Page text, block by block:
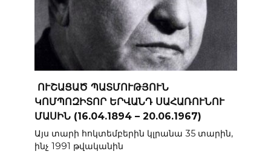
ՈՒՇԱՑԱԾ ՊԱՏՄՈՒԹՅՈՒՆ
ԿՈՄՊՈԶԻՏՈՐ ԵՐՎԱՆԴ ՍԱՀԱՌՈՒՆՈՒ
ՄԱՍԻՆ (16.04.1894 – 20.06.1967)
Այս տարի հոկտեմբերին կլրանա 35 տարին,
ինչ 1991 թվականին